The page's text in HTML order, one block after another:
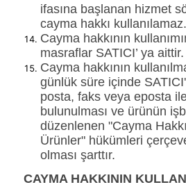
ifasına başlanan hizmet
cayma hakkı kullanılamaz.
Cayma hakkının
masraflar SATICI’ ya aittir.
Cayma hakkının
günlük süre içinde
posta, faks veya eposta
bulunulması ve ürünün
düzenlenen "Cayma
Ürünler" hükümleri
olması şarttır.
CAYMA HAKKININ